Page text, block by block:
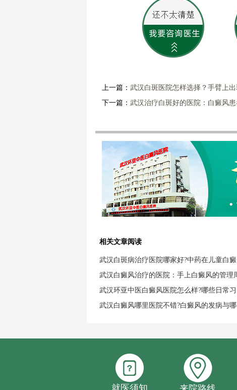
上一篇： 武汉白斑医院怎样选择？手臂上
下一篇： 武汉治疗白斑好的医院：白癜风
相关文章阅读
武汉白斑病治疗医院哪家好?中药在儿童白癜
武汉白癜风治疗的医院：手上白癜风的管理
武汉环亚中医白癜风医院怎么样?哪些日常习
武汉白癜风哪里医院不错?白癜风的发病与哪
就医须知